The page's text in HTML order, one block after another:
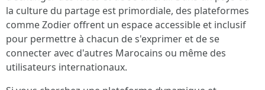
la culture du partage est primordiale, des plateformes
comme Zodier offrent un espace accessible et inclusif
pour permettre à chacun de s'exprimer et de se
connecter avec d'autres Marocains ou même des
utilisateurs internationaux.